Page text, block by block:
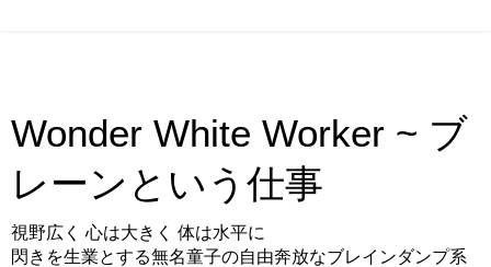
Wonder White Worker ~ ブ
レーンという仕事
視野広く 心は大きく 体は水平に
閃きを生業とする無名童子の自由奔放なブレインダンプ系